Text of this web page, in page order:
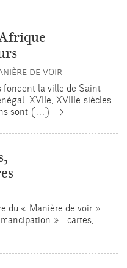
de voir
la ville de Saint-
XVIIe, XVIIIe siècles
sont (…) →
du « Manière de voir »
» : cartes,